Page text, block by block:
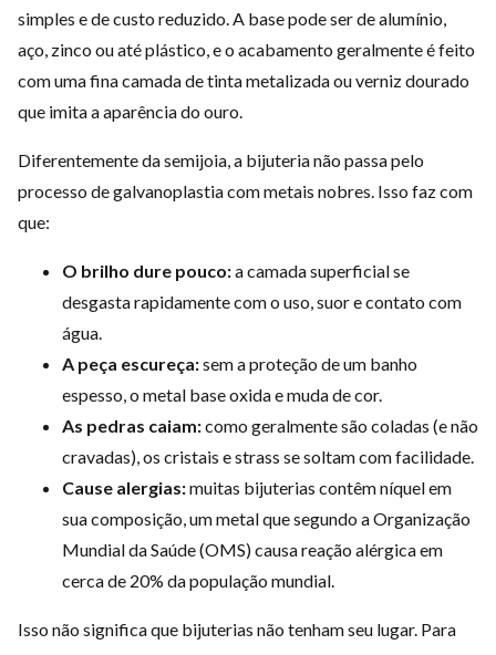
simples e de custo reduzido. A base pode ser de alumínio,
aço, zinco ou até plástico, e o acabamento geralmente é feito
com uma fina camada de tinta metalizada ou verniz dourado
que imita a aparência do ouro.
Diferentemente da semijoia, a bijuteria não passa pelo
processo de galvanoplastia com metais nobres. Isso faz com
que:
O brilho dure pouco:a camada superficial se
desgasta rapidamente com o uso, suor e contato com
água.
A peça escureça:sem a proteção de um banho
espesso, o metal base oxida e muda de cor.
As pedras caiam:como geralmente são coladas (e não
cravadas), os cristais e strass se soltam com facilidade.
Cause alergias:muitas bijuterias contêm níquel em
sua composição, um metal que segundo a Organização
Mundial da Saúde (OMS) causa reação alérgica em
cerca de 20% da população mundial.
Isso não significa que bijuterias não tenham seu lugar. Para